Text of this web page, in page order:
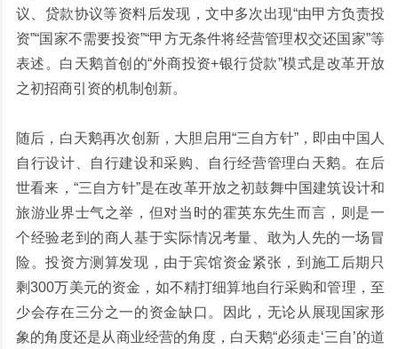
议、贷款协议等资料后发现，文中多次出现“由甲方负责投
资”“国家不需要投资”“甲方无条件将经营管理权交还国家”等
表述。白天鹅首创的“外商投资+银行贷款”模式是改革开放
之初招商引资的机制创新。
随后，白天鹅再次创新，大胆启用“三自方针”，即由中国人
自行设计、自行建设和采购、自行经营管理白天鹅。在后
世看来，“三自方针”是在改革开放之初鼓舞中国建筑设计和
旅游业界士气之举，但对当时的霍英东先生而言，则是一
个经验老到的商人基于实际情况考量、敢为人先的一场冒
险。投资方测算发现，由于宾馆资金紧张，到施工后期只
剩300万美元的资金，如不精打细算地自行采购和管理，至
少会存在三分之一的资金缺口。因此，无论从展现国家形
象的角度还是从商业经营的角度，白天鹅“必须走‘三自’的道